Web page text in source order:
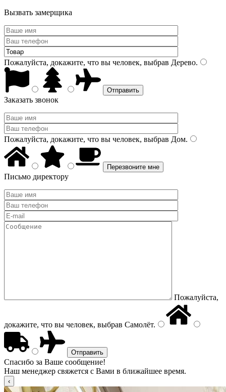
Вызвать замерщика
Пожалуйста, докажите, что вы человек, выбрав Дерево.
Заказать звонок
Пожалуйста, докажите, что вы человек, выбрав Дом.
Письмо директору
Пожалуйста,
докажите, что вы человек, выбрав Самолёт.
Спасибо за Ваше сообщение!
Наш менеджер свяжется с Вами в ближайшее время.